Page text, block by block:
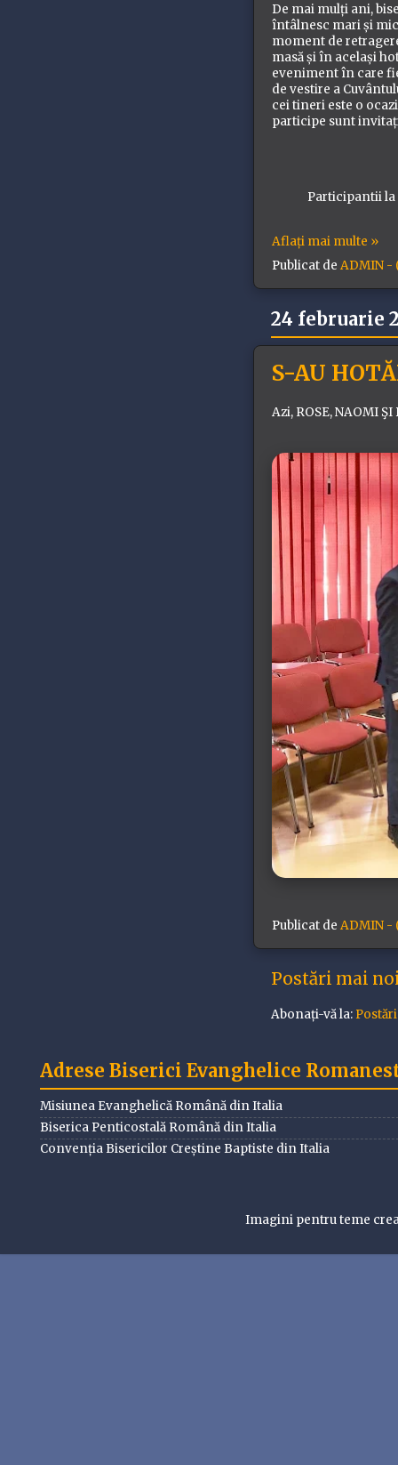
De mai mulți ani,
întâlnesc mari și
moment de
masă și în același
eveniment în care
de vestire a
cei tineri este o
participe sunt
Participantii la
Aflați mai multe »
Publicat de ADMIN -
24 februarie
S-AU
Azi, ROSE, NAOMI
Publicat de ADMIN -
Postări mai
Abonați-vă la:
Adrese Biserici Evanghelice
Misiunea Evanghelică Română din Italia
Biserica Penticostală Română din Italia
Convenția Bisericilor Creștine Baptiste din Italia
Imagini pentru teme